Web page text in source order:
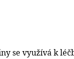
se využívá k